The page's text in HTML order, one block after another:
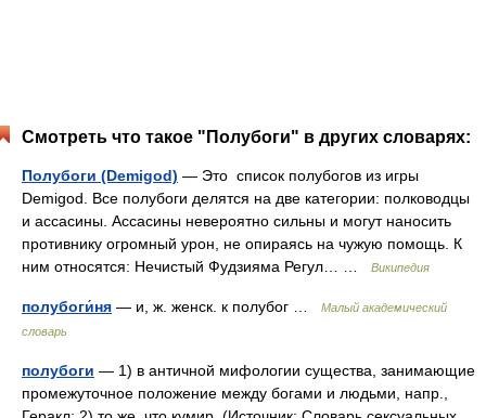
Смотреть что такое "Полубоги" в других словарях:
Полубоги (Demigod) — Это список полубогов из игры
Demigod. Все полубоги делятся на две категории: полководцы
и ассасины. Ассасины невероятно сильны и могут наносить
противнику огромный урон, не опираясь на чужую помощь. К
ним относятся: Нечистый Фудзияма Регул… …
Википедия
полубоги́ня — и, ж. женск. к полубог …
Малый академический
словарь
полубоги — 1) в античной мифологии существа, занимающие
промежуточное положение между богами и людьми, напр.,